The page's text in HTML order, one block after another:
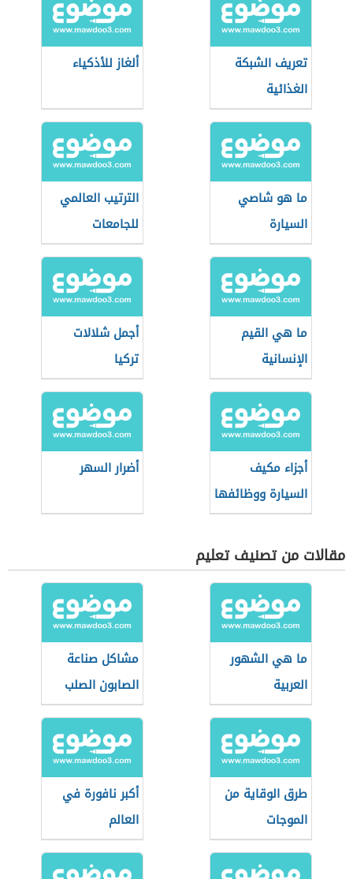
تعريف الشبكة
الغذائية
ألغاز للأذكياء
ما هو شاصي
السيارة
الترتيب العالمي
للجامعات
ما هي القيم
الإنسانية
أجمل شلالات
تركيا
أجزاء مكيف
السيارة ووظائفها
أضرار السهر
مقالات من تصنيف تعليم
ما هي الشهور
العربية
مشاكل صناعة
الصابون الصلب
طرق الوقاية من
الموجات
الكهرومغناطيسية
أكبر نافورة في
العالم